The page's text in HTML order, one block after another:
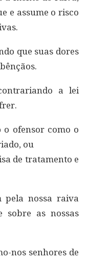
e assume o risco
que suas dores
a lei
o ofensor como o
ou
de tratamento e
pela nossa raiva
sobre as nossas
nos senhores de